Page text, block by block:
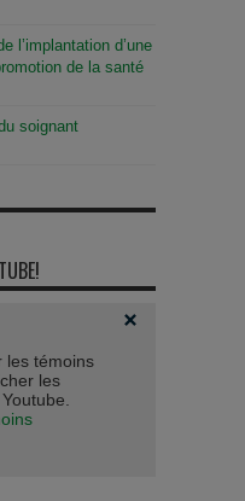
l’implantation d’une
de la santé
soignant
les témoins
les